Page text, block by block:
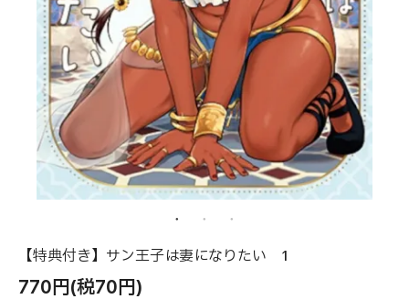
【特典付き】サン王子は妻になりたい 1
770円(税70円)